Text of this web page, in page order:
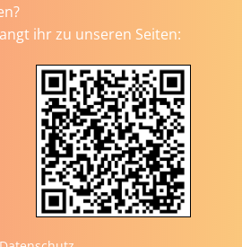
ihr zu unseren Seiten: